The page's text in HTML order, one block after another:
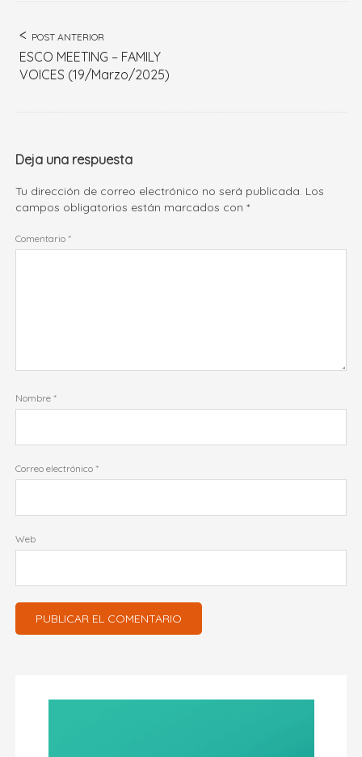
POST ANTERIOR
ESCO MEETING – FAMILY
VOICES (19/Marzo/2025)
Deja una respuesta
Tu dirección de correo electrónico no será publicada. Los
campos obligatorios están marcados con*
Comentario *
Nombre *
Correo electrónico *
Web